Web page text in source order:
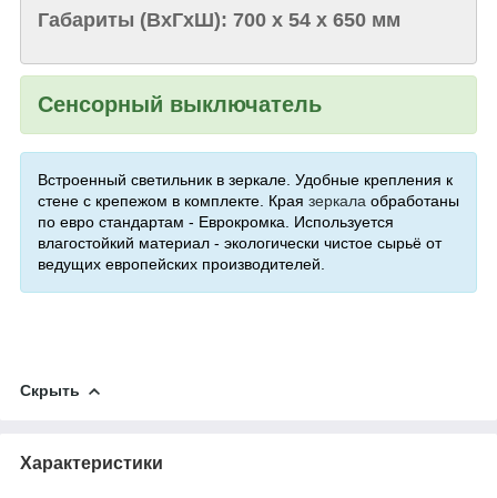
Габариты (ВxГxШ): 700 x 54 x 650 мм
Сенсорный выключатель
Встроенный светильник в зеркале. Удобные крепления к
стене с крепежом в комплекте. Края зеркала обработаны
по евро стандартам - Еврокромка. Используется
влагостойкий материал - экологически чистое сырьё от
ведущих европейских производителей.
Скрыть
Характеристики